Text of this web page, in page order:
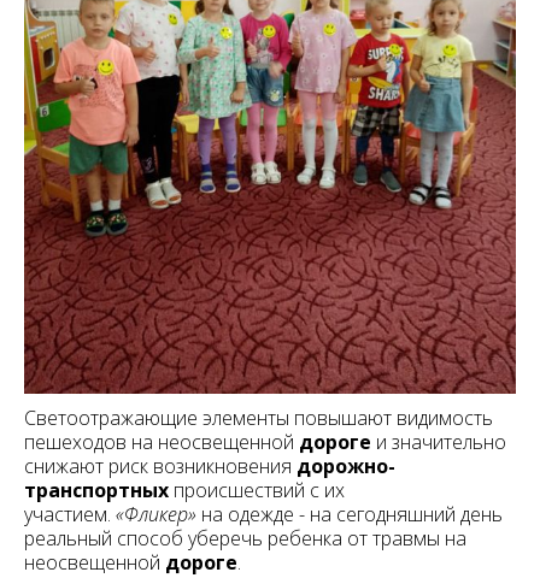
Светоотражающие элементы повышают видимость
пешеходов на неосвещенной дороге и значительно
снижают риск возникновения дорожно-
транспортных происшествий с их
участием. «Фликер» на одежде - на сегодняшний день
реальный способ уберечь ребенка от травмы на
неосвещенной дороге.